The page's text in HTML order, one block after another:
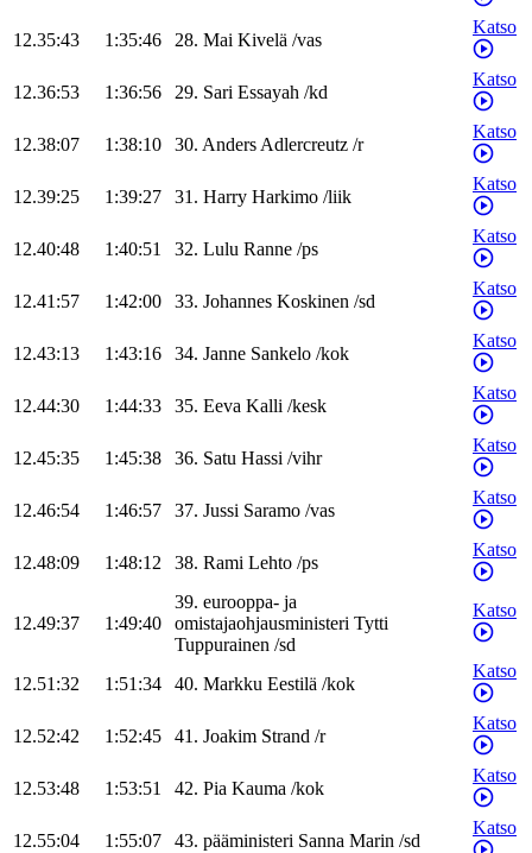
12.35:43 1:35:46 28. Mai Kivelä /vas
Katso
12.36:53 1:36:56 29. Sari Essayah /kd
Katso
12.38:07 1:38:10 30. AndersAdlercreutz /r
Katso
12.39:25 1:39:27 31. Harry Harkimo /liik
Katso
12.40:48 1:40:51 32. Lulu Ranne /ps
Katso
12.41:57 1:42:00 33. Johannes Koskinen /sd
Katso
12.43:13 1:43:16 34. Janne Sankelo /kok
Katso
12.44:30 1:44:33 35. Eeva Kalli /kesk
Katso
12.45:35 1:45:38 36. Satu Hassi /vihr
Katso
12.46:54 1:46:57 37. Jussi Saramo /vas
Katso
12.48:09 1:48:12 38. Rami Lehto /ps
Katso
12.49:37 1:49:40
39. eurooppa- ja
omistajaohjausministeri Tytti
Tuppurainen /sd
Katso
12.51:32 1:51:34 40. Markku Eestilä /kok
Katso
12.52:42 1:52:45 41. Joakim Strand /r
Katso
12.53:48 1:53:51 42. Pia Kauma /kok
Katso
12.55:04 1:55:07 43. pääministeri Sanna Marin /sd
Katso